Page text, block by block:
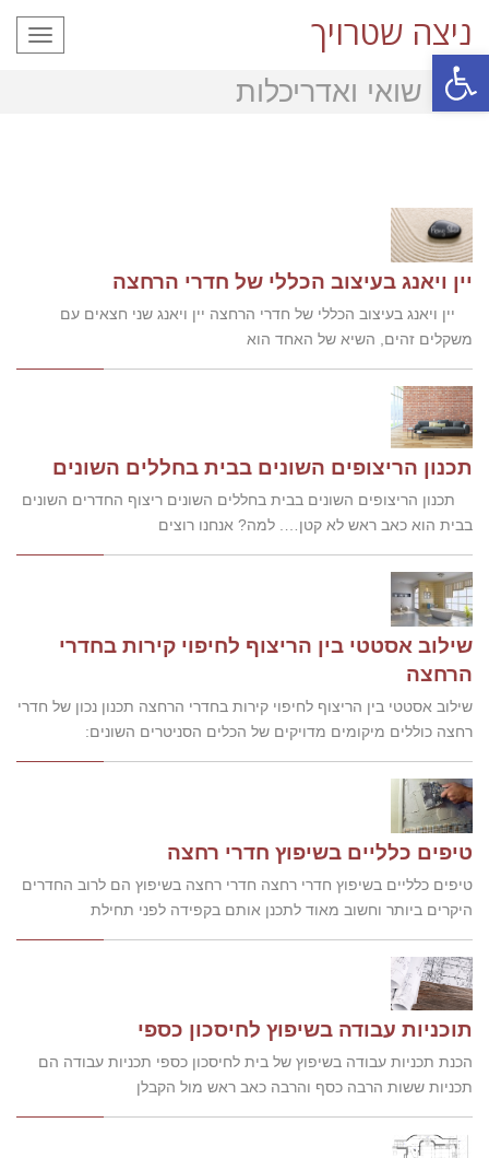
פתח סרגל נגישות
ניצה שטרויך
פנג שואי ואדריכלות
יין ויאנג בעיצוב הכללי של חדרי הרחצה
יין ויאנג בעיצוב הכללי של חדרי הרחצה יין ויאנג שני חצאים עם
משקלים זהים, השיא של האחד הוא
תכנון הריצופים השונים בבית בחללים השונים
תכנון הריצופים השונים בבית בחללים השונים ריצוף החדרים השונים
בבית הוא כאב ראש לא קטן…. למה? אנחנו רוצים
שילוב אסטטי בין הריצוף לחיפוי קירות בחדרי
הרחצה
שילוב אסטטי בין הריצוף לחיפוי קירות בחדרי הרחצה תכנון נכון של חדרי
רחצה כוללים מיקומים מדויקים של הכלים הסניטרים השונים:
טיפים כלליים בשיפוץ חדרי רחצה
טיפים כלליים בשיפוץ חדרי רחצה חדרי רחצה בשיפוץ הם לרוב החדרים
היקרים ביותר וחשוב מאוד לתכנן אותם בקפידה לפני תחילת
תוכניות עבודה בשיפוץ לחיסכון כספי
הכנת תכניות עבודה בשיפוץ של בית לחיסכון כספי תכניות עבודה הם
תכניות ששות הרבה כסף והרבה כאב ראש מול הקבלן